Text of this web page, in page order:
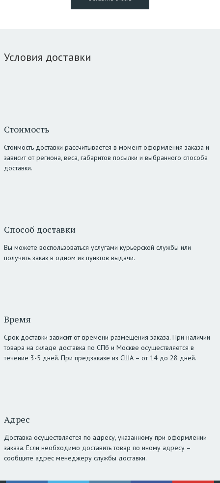
Условия доставки
Стоимость
Стоимость доставки рассчитывается в момент оформления заказа и
зависит от региона, веса, габаритов посылки и выбранного способа
доставки.
Способ доставки
Вы можете воспользоваться услугами курьерской службы или
получить заказ в одном из пунктов выдачи.
Время
Срок доставки зависит от времени размещения заказа. При наличии
товара на складе доставка по СПб и Москве осуществляется в
течение 3-5 дней. При предзаказе из США – от 14 до 28 дней.
Адрес
Доставка осуществляется по адресу, указанному при оформлении
заказа. Если необходимо доставить товар по иному адресу –
сообщите адрес менеджеру службы доставки.